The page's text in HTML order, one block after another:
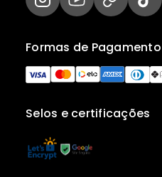
Selos e certificações
Formas de Pagamento